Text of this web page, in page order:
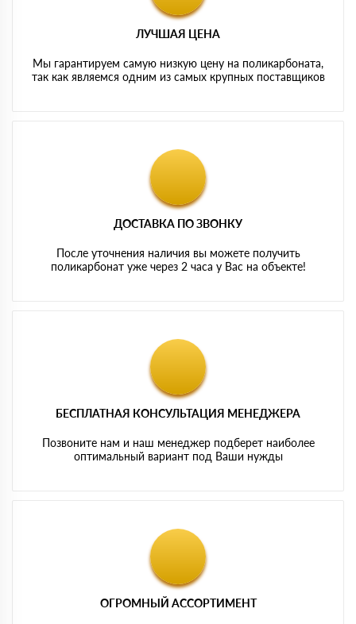
ЛУЧШАЯ ЦЕНА
Мы гарантируем самую низкую цену на поликарбоната,
так как являемся одним из самых крупных поставщиков
ДОСТАВКА ПО ЗВОНКУ
После уточнения наличия вы можете получить
поликарбонат уже через 2 часа у Вас на объекте!
БЕСПЛАТНАЯ КОНСУЛЬТАЦИЯ МЕНЕДЖЕРА
Позвоните нам и наш менеджер подберет наиболее
оптимальный вариант под Ваши нужды
ОГРОМНЫЙ АССОРТИМЕНТ